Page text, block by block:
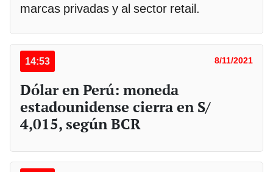
marcas privadas y al sector retail.
14:53 8/11/2021
Dólar en Perú: moneda
estadounidense cierra en S/
4,015, según BCR